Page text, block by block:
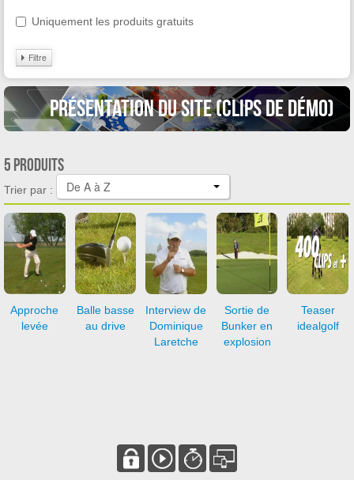
Uniquement les produits gratuits
Filtre
Présentation du site (clips de démo)
5 produits
Trier par : De A à Z
Approche
levée
Balle basse
au drive
Interview de
Dominique
Laretche
Sortie de
Bunker en
explosion
Teaser
idealgolf